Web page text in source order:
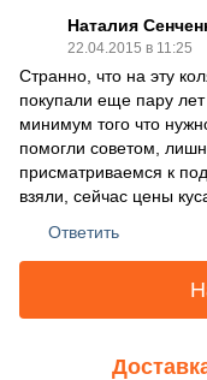
Наталия
22.04.2015 в 11:25
Странно, что на эту
покупали еще пару
минимум того что
помогли советом,
присматриваемся к
взяли, сейчас цены
Ответить